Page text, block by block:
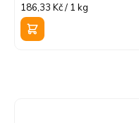
Měrná
cena:
186,33 Kč / 1 kg